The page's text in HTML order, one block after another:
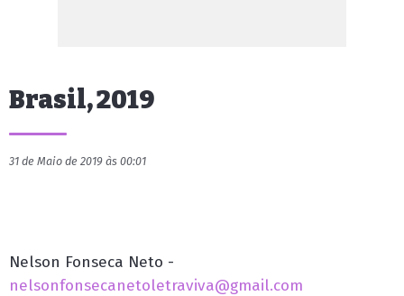
Brasil, 2019
31 de Maio de 2019 às 00:01
Nelson Fonseca Neto -
nelsonfonsecanetoletraviva@gmail.com